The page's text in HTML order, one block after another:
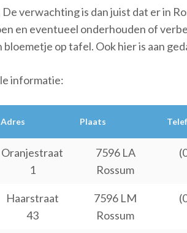
verwachting is dan juist dat er in
en eventueel onderhouden of
op tafel. Ook hier is aan
informatie:
Adres Plaats
Oranjestraat
1
7596 LA
Rossum
Haarstraat
43
7596 LM
Rossum